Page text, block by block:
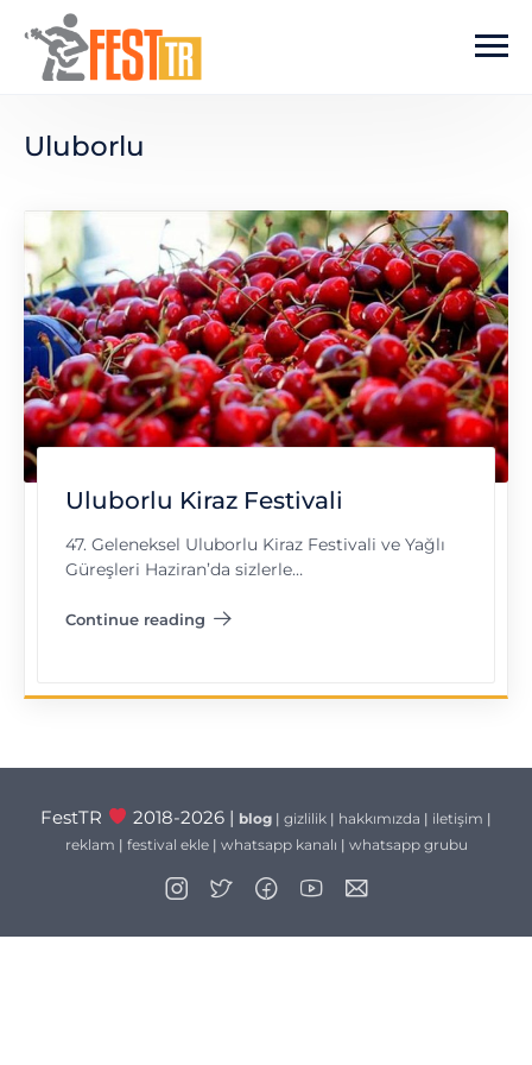
Ana içeriğe atla
Uluborlu
Uluborlu Kiraz Festivali
47. Geleneksel Uluborlu Kiraz Festivali ve Yağlı
Güreşleri Haziran’da sizlerle…
Continue reading
"Uluborlu Kiraz Festivali"
FestTR 2018-2026 | blog| gizlilik| hakkımızda | iletişim |
reklam | festival ekle| whatsapp kanalı | whatsapp grubu